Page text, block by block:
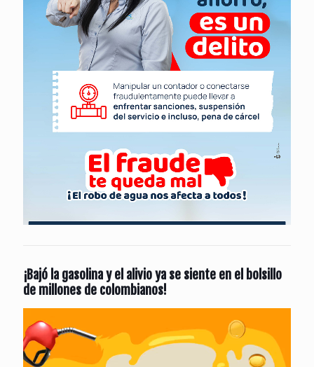
¡Bajó la gasolina y el alivio ya se siente en el bolsillo
de millones de colombianos!
de
vídeo